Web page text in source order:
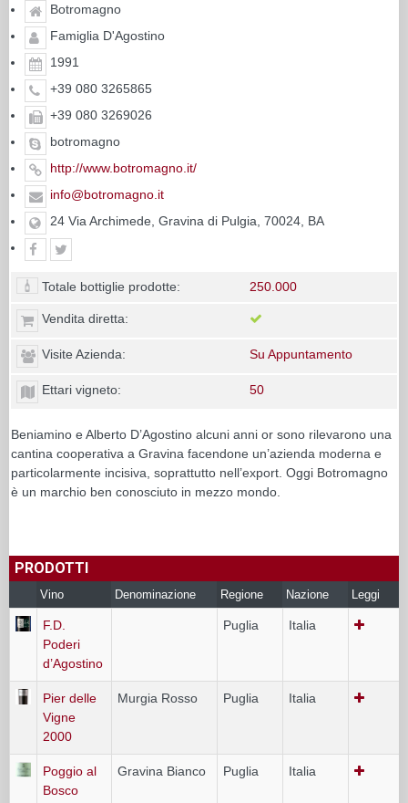
Botromagno
Famiglia D'Agostino
1991
+39 080 3265865
+39 080 3269026
botromagno
http://www.botromagno.it/
info@botromagno.it
24 Via Archimede, Gravina di Pulgia, 70024, BA
Totale bottiglie prodotte: 250.000
Vendita diretta:
Visite Azienda: Su Appuntamento
Ettari vigneto: 50
Beniamino e Alberto D’Agostino alcuni anni or sono rilevarono una
cantina cooperativa a Gravina facendone un’azienda moderna e
particolarmente incisiva, soprattutto nell’export. Oggi Botromagno
è un marchio ben conosciuto in mezzo mondo.
PRODOTTI
Vino Denominazione Regione Nazione Leggi
F.D.
Poderi
d’Agostino
Puglia Italia
Pier delle
Vigne
2000
Murgia Rosso Puglia Italia
Poggio al
Bosco
Gravina Bianco Puglia Italia